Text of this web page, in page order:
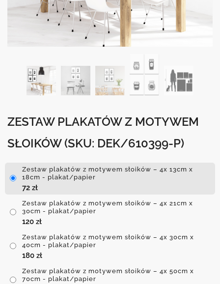
ZESTAW PLAKATÓW Z MOTYWEM
SŁOIKÓW (SKU: DEK/610399-P)
Zestaw plakatów z motywem słoików – 4x 13cm x
18cm - plakat/papier
72 zł
Zestaw plakatów z motywem słoików – 4x 21cm x
30cm - plakat/papier
120 zł
Zestaw plakatów z motywem słoików – 4x 30cm x
40cm - plakat/papier
180 zł
Zestaw plakatów z motywem słoików – 4x 50cm x
70cm - plakat/papier